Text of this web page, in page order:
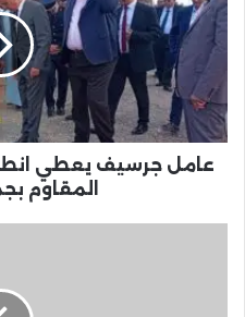
انطلاقة
مشروع
زراعة
الصبار
المقاوم
بجماعة
صاكة
عامل جرسيف يعطي
المقاوم